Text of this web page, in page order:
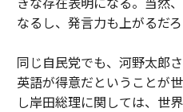
なるし、発言力も上がるだろ
同じ自民党でも、河野太郎
英語が得意だということが
し岸田総理に関しては、世